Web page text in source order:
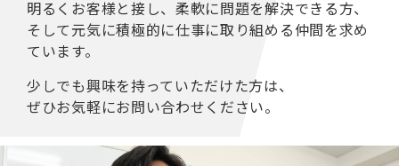
明るくお客様と接し、柔軟に問題を解決できる方、
そして元気に積極的に仕事に取り組める仲間を求め
ています。
少しでも興味を持っていただけた方は、
ぜひお気軽にお問い合わせください。